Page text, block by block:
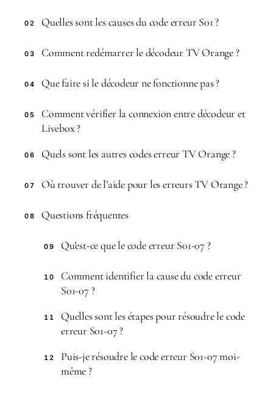
02 Quelles sont les causes du code erreur S01 ?
03 Comment redémarrer le décodeur TV Orange ?
04 Que faire si le décodeur ne fonctionne pas ?
05
Comment vérifier la connexion entre décodeur et
Livebox ?
06 Quels sont les autres codes erreur TV Orange ?
07 Où trouver de l’aide pour les erreurs TV Orange ?
08 Questions fréquentes
09 Qu’est-ce que le code erreur S01-07 ?
10
Comment identifier la cause du code erreur
S01-07 ?
11
Quelles sont les étapes pour résoudre le code
erreur S01-07 ?
12
Puis-je résoudre le code erreur S01-07 moi-
même ?